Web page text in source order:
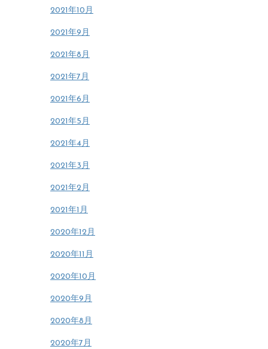
2021年10月
2021年9月
2021年8月
2021年7月
2021年6月
2021年5月
2021年4月
2021年3月
2021年2月
2021年1月
2020年12月
2020年11月
2020年10月
2020年9月
2020年8月
2020年7月